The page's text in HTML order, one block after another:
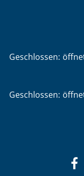
Klicken, um
Geschlossen:
Klicken, um
Geschlossen: